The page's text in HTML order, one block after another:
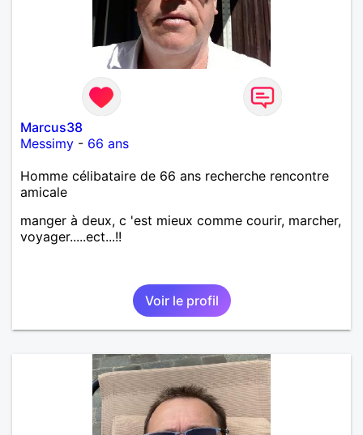
Marcus38
Messimy - 66 ans
Homme célibataire de 66 ans recherche rencontre
amicale
manger à deux, c 'est mieux comme courir, marcher,
voyager.....ect...!!
Voir le profil